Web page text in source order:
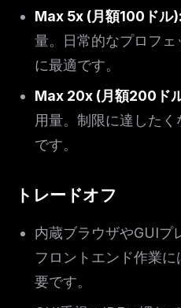
Max 5x (月額100ドル):
量。日常的なプロフ
に最適です。
Max 20x (月額200ド
用量。制限に達した
です。
トレードオフ
内蔵ブラウザやGUI
フロントエンド作業
要です。